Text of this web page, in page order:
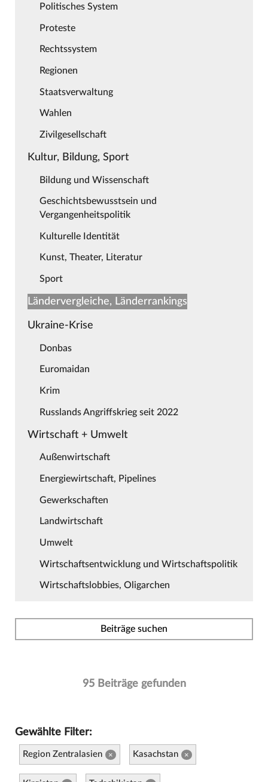
Politisches System
Proteste
Rechtssystem
Regionen
Staatsverwaltung
Wahlen
Zivilgesellschaft
Kultur, Bildung, Sport
Bildung und Wissenschaft
Geschichtsbewusstsein und
Vergangenheitspolitik
Kulturelle Identität
Kunst, Theater, Literatur
Sport
Ländervergleiche, Länderrankings
Ukraine-Krise
Donbas
Euromaidan
Krim
Russlands Angriffskrieg seit 2022
Wirtschaft + Umwelt
Außenwirtschaft
Energiewirtschaft, Pipelines
Gewerkschaften
Landwirtschaft
Umwelt
Wirtschaftsentwicklung und Wirtschaftspolitik
Wirtschaftslobbies, Oligarchen
Beiträge suchen
95 Beiträge gefunden
Gewählte Filter:
Region Zentralasien × Kasachstan ×